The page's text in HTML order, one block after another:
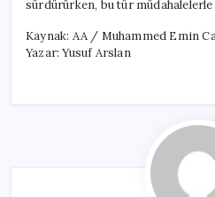
sürdürürken, bu tür müdahalelerle
Kaynak: AA / Muhammed Emin
Yazar: Yusuf Arslan